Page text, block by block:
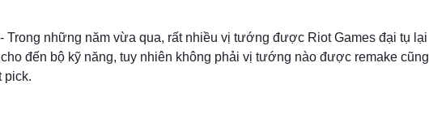
Trong những năm vừa qua, rất nhiều vị tướng được Riot Games đại tụ lại
đến bộ kỹ năng, tuy nhiên không phải vị tướng nào được remake cũng
pick.